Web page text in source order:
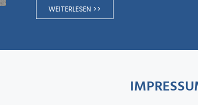
WEITERLESEN >>